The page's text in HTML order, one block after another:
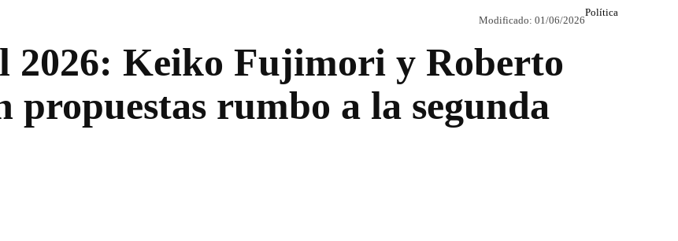
Política
Modificado: 01/06/2026
2026: Keiko Fujimori y Roberto
propuestas rumbo a la segunda